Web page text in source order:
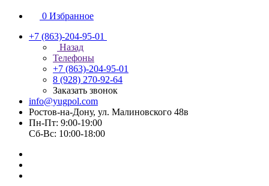
0 Избранное
+7 (863)-204-95-01
Назад
Телефоны
+7 (863)-204-95-01
8 (928) 270-92-64
Заказать звонок
info@yugpol.com
Ростов-на-Дону, ул. Малиновского 48в
Пн-Пт: 9:00-19:00
Cб-Вс: 10:00-18:00